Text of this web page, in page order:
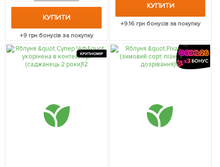
КУПИТИ
+9 грн бонусів за покупку
КУПИТИ
+9.16грн бонусів за покупку
КРУПНОМІР